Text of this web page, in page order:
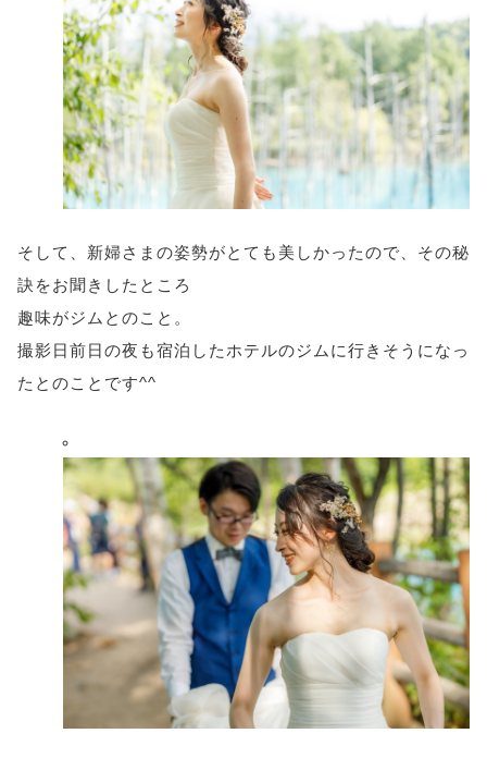
そして、新婦さまの姿勢がとても美しかったので、その秘
訣をお聞きしたところ
趣味がジムとのこと。
撮影日前日の夜も宿泊したホテルのジムに行きそうになっ
たとのことです^^